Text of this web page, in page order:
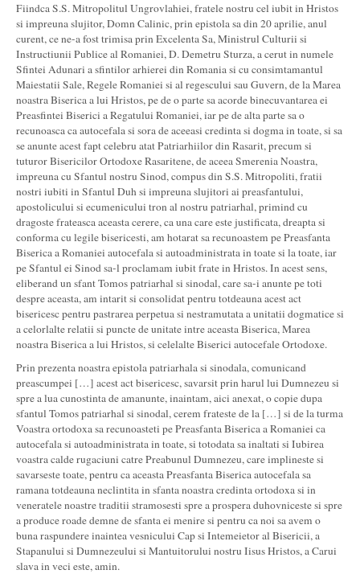
Fiindca S.S. Mitropolitul Ungrovlahiei, fratele nostru cel iubit in Hristos
si impreuna slujitor, Domn Calinic, prin epistola sa din 20 aprilie, anul
curent, ce ne-a fost trimisa prin Excelenta Sa, Ministrul Culturii si
Instructiunii Publice al Romaniei, D. Demetru Sturza, a cerut in numele
Sfintei Adunari a sfintilor arhierei din Romania si cu consimtamantul
Maiestatii Sale, Regele Romaniei si al regescului sau Guvern, de la Marea
noastra Biserica a lui Hristos, pe de o parte sa acorde binecuvantarea ei
Preasfintei Biserici a Regatului Romaniei, iar pe de alta parte sa o
recunoasca ca autocefala si sora de aceeasi credinta si dogma in toate, si sa
se anunte acest fapt celebru atat Patriarhiilor din Rasarit, precum si
tuturor Bisericilor Ortodoxe Rasaritene, de aceea Smerenia Noastra,
impreuna cu Sfantul nostru Sinod, compus din S.S. Mitropoliti, fratii
nostri iubiti in Sfantul Duh si impreuna slujitori ai preasfantului,
apostolicului si ecumenicului tron al nostru patriarhal, primind cu
dragoste frateasca aceasta cerere, ca una care este justificata, dreapta si
conforma cu legile bisericesti, am hotarat sa recunoastem pe Preasfanta
Biserica a Romaniei autocefala si autoadministrata in toate si la toate, iar
pe Sfantul ei Sinod sa-l proclamam iubit frate in Hristos. In acest sens,
eliberand un sfant Tomos patriarhal si sinodal, care sa-i anunte pe toti
despre aceasta, am intarit si consolidat pentru totdeauna acest act
bisericesc pentru pastrarea perpetua si nestramutata a unitatii dogmatice si
a celorlalte relatii si puncte de unitate intre aceasta Biserica, Marea
noastra Biserica a lui Hristos, si celelalte Biserici autocefale Ortodoxe.
Prin prezenta noastra epistola patriarhala si sinodala, comunicand
preascumpei […] acest act bisericesc, savarsit prin harul lui Dumnezeu si
spre a lua cunostinta de amanunte, inaintam, aici anexat, o copie dupa
sfantul Tomos patriarhal si sinodal, cerem frateste de la […] si de la turma
Voastra ortodoxa sa recunoasteti pe Preasfanta Biserica a Romaniei ca
autocefala si autoadministrata in toate, si totodata sa inaltati si Iubirea
voastra calde rugaciuni catre Preabunul Dumnezeu, care implineste si
savarseste toate, pentru ca aceasta Preasfanta Biserica autocefala sa
ramana totdeauna neclintita in sfanta noastra credinta ortodoxa si in
veneratele noastre traditii stramosesti spre a prospera duhovniceste si spre
a produce roade demne de sfanta ei menire si pentru ca noi sa avem o
buna raspundere inaintea vesnicului Cap si Intemeietor al Bisericii, a
Stapanului si Dumnezeului si Mantuitorului nostru Iisus Hristos, a Carui
slava in veci este, amin.